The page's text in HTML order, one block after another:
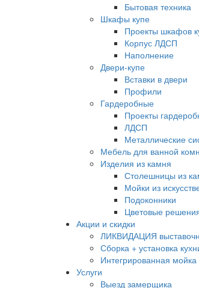
Бытовая техника
Шкафы купе
Проекты шкафов
Корпус ЛДСП
Наполнение
Двери-купе
Вставки в двери
Профили
Гардеробные
Проекты
ЛДСП
Металлические
Мебель для ванной
Изделия из камня
Столешницы из
Мойки из
Подоконники
Цветовые
Акции и скидки
ЛИКВИДАЦИЯ
Сборка + установка
Интегрированная мойка
Услуги
Выезд замерщика